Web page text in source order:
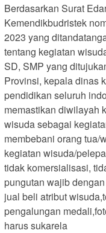
Berdasarkan Surat
Kemendikbudristek
2023 yang
tentang kegiatan
SD, SMP yang
Provinsi, kepala dinas
pendidikan seluruh
memastikan diwilayah
wisuda sebagai
membebani orang tua/
kegiatan wisuda/
tidak komersialisasi,
pungutan wajib
jual beli atribut
pengalungan
harus sukarela